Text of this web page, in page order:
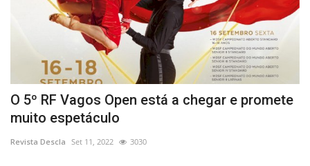
O 5º RF Vagos Open está a chegar e promete
muito espetáculo
Revista Descla Set 11, 2022 3030